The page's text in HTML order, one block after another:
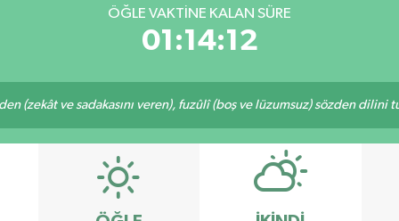
ÖĞLE VAKTINE KALAN SÜRE
01:14:12
(zekât ve sadakasını veren), fuzûlî (boş ve lüzumsuz) sözden